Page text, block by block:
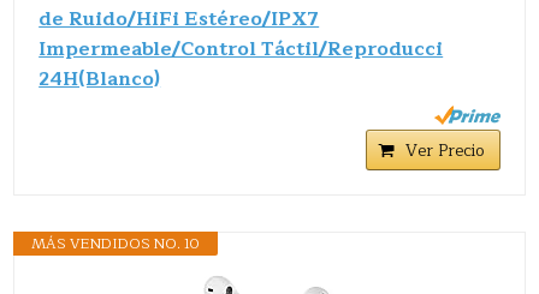
de Ruido/HiFi Estéreo/IPX7
Impermeable/Control Táctil/Reproducci
24H(Blanco)
Ver Precio
MÁS VENDIDOS NO. 10